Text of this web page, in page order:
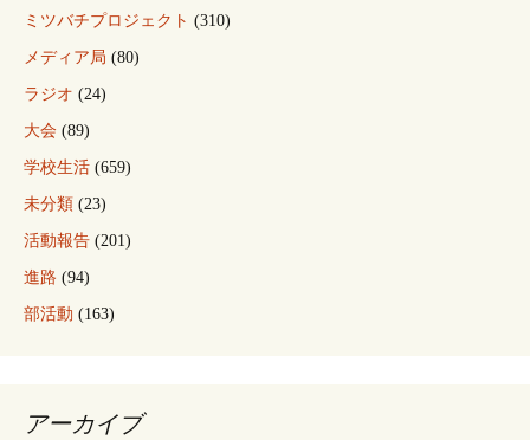
ミツバチプロジェクト (310)
メディア局 (80)
ラジオ (24)
大会 (89)
学校生活 (659)
未分類 (23)
活動報告 (201)
進路 (94)
部活動 (163)
アーカイブ